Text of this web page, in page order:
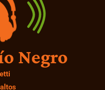
Negro